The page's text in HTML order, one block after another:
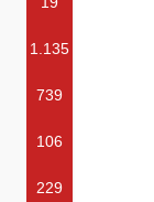
1.135
739
106
229